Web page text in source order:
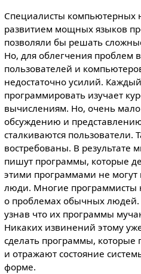
Специалисты компьютерных
развитием мощных языков
позволяли бы решать
Но, для облегчения проблем
пользователей и
недостаточно усилий.
программировать изучает
вычислениям. Но, очень
обсуждению и
сталкиваются пользователи.
востребованы. В результате
пишут программы, которые
этими программами не могут
люди. Многие программисты
о проблемах обычных
узнав что их программы
Никаких извинений этому
сделать программы, которые
и отражают состояние
форме.